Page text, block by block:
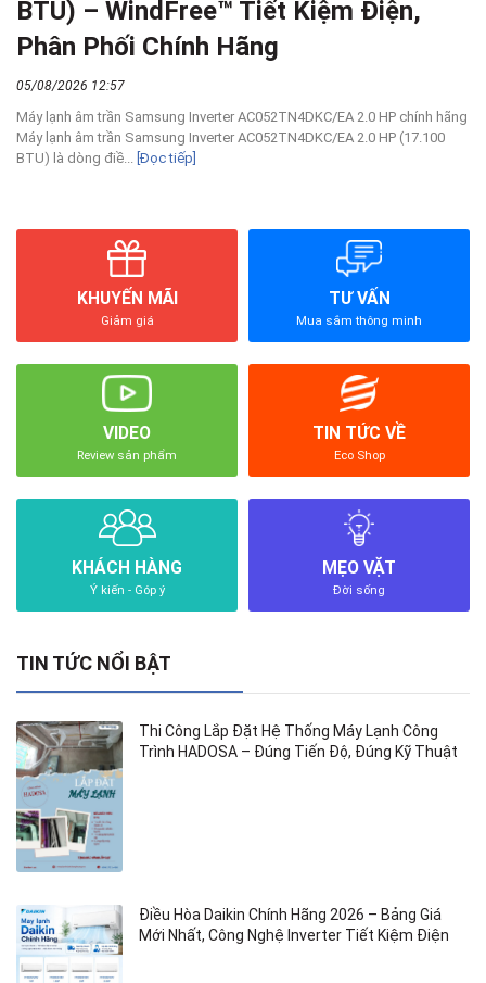
BTU) – WindFree™ Tiết Kiệm Điện,
Phân Phối Chính Hãng
05/08/2026 12:57
Máy lạnh âm trần Samsung Inverter AC052TN4DKC/EA 2.0 HP chính hãng
Máy lạnh âm trần Samsung Inverter AC052TN4DKC/EA 2.0 HP (17.100
BTU) là dòng điề...
[Đọc tiếp]
KHUYẾN MÃI
Giảm giá
TƯ VẤN
Mua sắm thông minh
VIDEO
Review sản phẩm
TIN TỨC VỀ
Eco Shop
KHÁCH HÀNG
Ý kiến - Góp ý
MẸO VẶT
Đời sống
TIN TỨC NỔI BẬT
Thi Công Lắp Đặt Hệ Thống Máy Lạnh Công
Trình HADOSA – Đúng Tiến Độ, Đúng Kỹ Thuật
Điều Hòa Daikin Chính Hãng 2026 – Bảng Giá
Mới Nhất, Công Nghệ Inverter Tiết Kiệm Điện